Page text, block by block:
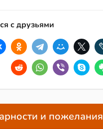
с друзьями
и пожелания